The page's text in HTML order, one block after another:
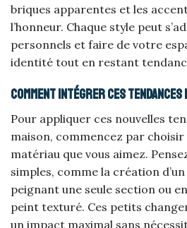
briques apparentes et les
l’honneur. Chaque style peut
personnels et faire de votre
identité tout en restant
Comment intégrer ces
Pour appliquer ces nouvelles
maison, commencez par choisir
matériau que vous aimez.
simples, comme la création
peignant une seule section ou
peint texturé. Ces petits
un impact maximal sans